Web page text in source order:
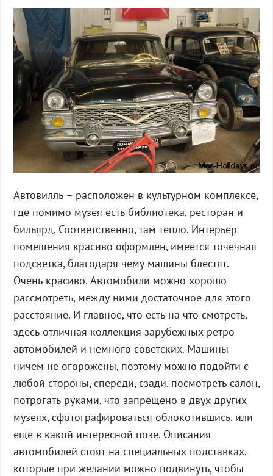
Автовилль – расположен в культурном комплексе,
где помимо музея есть библиотека, ресторан и
бильярд. Соответственно, там тепло. Интерьер
помещения красиво оформлен, имеется точечная
подсветка, благодаря чему машины блестят.
Очень красиво. Автомобили можно хорошо
рассмотреть, между ними достаточное для этого
расстояние. И главное, что есть на что смотреть,
здесь отличная коллекция зарубежных ретро
автомобилей и немного советских. Машины
ничем не огорожены, поэтому можно подойти с
любой стороны, спереди, сзади, посмотреть салон,
потрогать руками, что запрещено в двух других
музеях, сфотографироваться облокотившись, или
ещё в какой интересной позе. Описания
автомобилей стоят на специальных подставках,
которые при желании можно подвинуть, чтобы